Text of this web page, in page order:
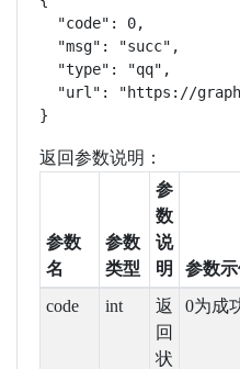
  "code": 0,
  "msg": "succ",
  "type": "qq",
"url": "https://
}
返回参数说明：
参数
名
参数
类型
参
数
说
明
参数示
code
int
返
回
状
0为成